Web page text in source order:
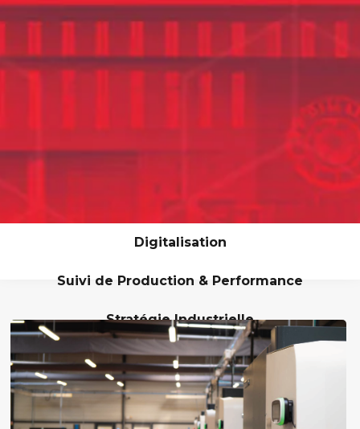
Digitalisation
Suivi de Production & Performance
Stratégie Industrielle
Lean & Excellence Opérationnelle
Maintenance